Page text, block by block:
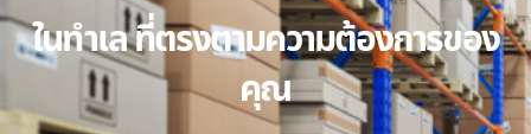
ในทำเล ที่ตรงตามความต้องการของ
คุณ